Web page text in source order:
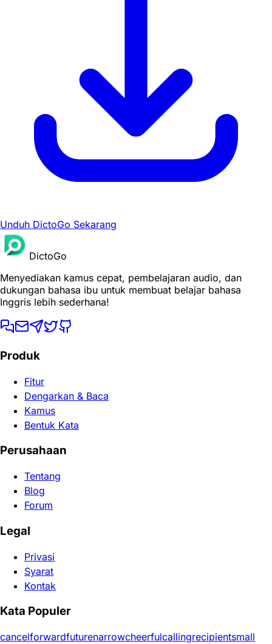
Unduh DictoGo Sekarang
DictoGo
Menyediakan kamus cepat, pembelajaran audio, dan
dukungan bahasa ibu untuk membuat belajar bahasa
Inggris lebih sederhana!
Produk
Fitur
Dengarkan & Baca
Kamus
Bentuk Kata
Perusahaan
Tentang
Blog
Forum
Legal
Privasi
Syarat
Kontak
Kata Populer
cancelforwardfuturenarrowcheerfulcallingrecipientsmall